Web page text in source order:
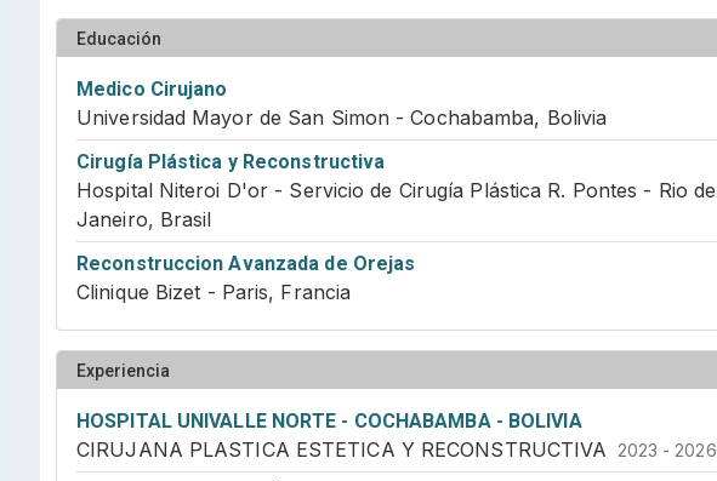
Educación
Medico Cirujano
Universidad Mayor de San Simon - Cochabamba, Bolivia
Cirugía Plástica y Reconstructiva
Hospital Niteroi D'or - Servicio de Cirugía Plástica R. Pontes - Rio de
Janeiro, Brasil
Reconstruccion Avanzada de Orejas
Clinique Bizet - Paris, Francia
Experiencia
HOSPITAL UNIVALLE NORTE - COCHABAMBA - BOLIVIA
CIRUJANA PLASTICA ESTETICA Y RECONSTRUCTIVA 2023 - 2026